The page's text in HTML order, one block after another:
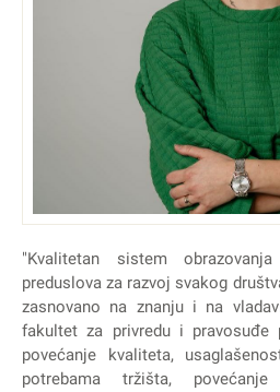
"Kvalitetan sistem
preduslova za razvoj svakog
zasnovano na znanju i na
fakultet za privredu i pravosuđe
povećanje kvaliteta,
potrebama tržišta,